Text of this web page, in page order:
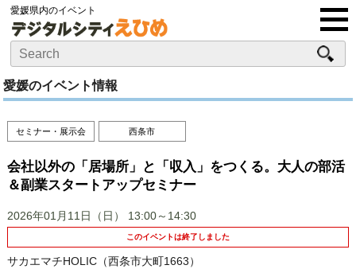
愛媛県内のイベント
愛媛のイベント情報
セミナー・展示会 西条市
会社以外の「居場所」と「収入」をつくる。大人の部活
＆副業スタートアップセミナー
2026年01月11日（日） 13:00～14:30
このイベントは終了しました
サカエマチHOLIC（西条市大町1663）